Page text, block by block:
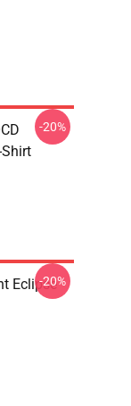
-20%
Eclipse
-20%